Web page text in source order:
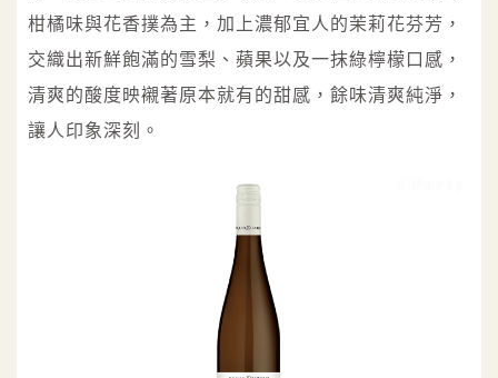
柑橘味與花香撲為主，加上濃郁宜人的茉莉花芬芳，
交織出新鮮飽滿的雪梨、蘋果以及一抹綠檸檬口感，
清爽的酸度映襯著原本就有的甜感，餘味清爽純淨，
讓人印象深刻。